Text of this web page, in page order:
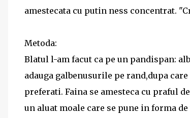
amestecata cu putin ness concentrat.
Metoda:
Blatul l-am facut ca pe un pandispan:
adauga galbenusurile pe rand,dupa
preferati. Faina se amesteca cu praful
un aluat moale care se pune in forma